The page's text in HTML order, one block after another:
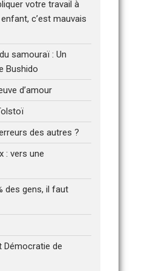
votre travail à
c’est mauvais
samouraï : Un
Bushido
d’amour
des autres ?
: vers une
des gens, il faut
Démocratie de